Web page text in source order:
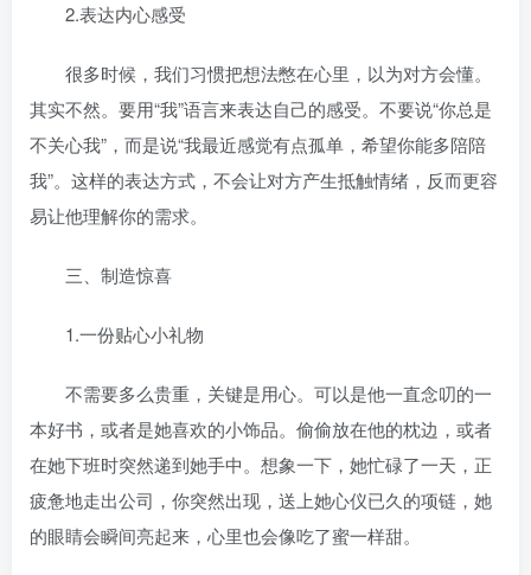
2.表达内心感受
很多时候，我们习惯把想法憋在心里，以为对方会懂。
其实不然。要用“我”语言来表达自己的感受。不要说“你总是
不关心我”，而是说“我最近感觉有点孤单，希望你能多陪陪
我”。这样的表达方式，不会让对方产生抵触情绪，反而更容
易让他理解你的需求。
三、制造惊喜
1.一份贴心小礼物
不需要多么贵重，关键是用心。可以是他一直念叨的一
本好书，或者是她喜欢的小饰品。偷偷放在他的枕边，或者
在她下班时突然递到她手中。想象一下，她忙碌了一天，正
疲惫地走出公司，你突然出现，送上她心仪已久的项链，她
的眼睛会瞬间亮起来，心里也会像吃了蜜一样甜。